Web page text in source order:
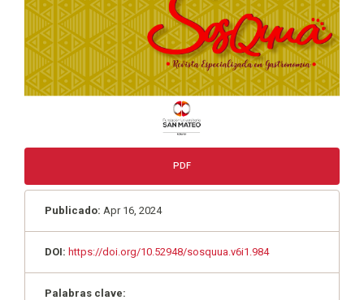
PDF
Publicado: Apr 16, 2024
DOI: https://doi.org/10.52948/sosquua.v6i1.984
Palabras clave: